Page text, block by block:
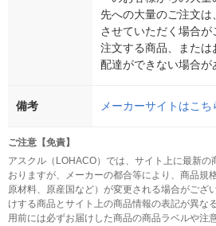
先への大量のご注文
させていただく場合
注文する商品、または
配達ができない場合が
備考 メーカーサイトはこち
ご注意【免責】
アスクル（LOHACO）では、サイト上に最新の
おりますが、メーカーの都合等により、商品規
原材料、原産国など）が変更される場合がござ
けする商品とサイト上の商品情報の表記が異な
用前には必ずお届けした商品の商品ラベルや注